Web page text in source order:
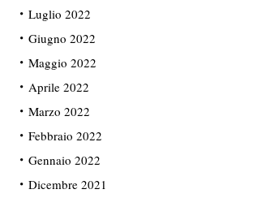
Luglio 2022
Giugno 2022
Maggio 2022
Aprile 2022
Marzo 2022
Febbraio 2022
Gennaio 2022
Dicembre 2021